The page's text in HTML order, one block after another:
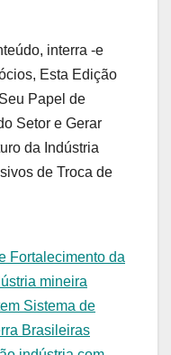
interra -e
Esta Edição
Papel de
Setor e Gerar
da Indústria
de Troca de
Fortalecimento da
mineira
Sistema de
Brasileiras